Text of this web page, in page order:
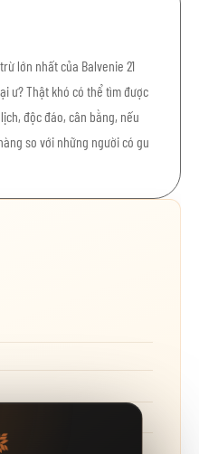
lớn nhất của Balvenie 21
ư? Thật khó có thể tìm được
độc đáo, cân bằng, nếu
so với những người có gu